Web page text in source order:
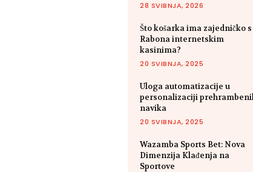
28 SVIBNJA, 2026
Što košarka ima zajedničko s
Rabona internetskim
kasinima?
20 SVIBNJA, 2025
Uloga automatizacije u
personalizaciji
navika
20 SVIBNJA, 2025
Wazamba Sports Bet: Nova
Dimenzija Klađenja na
Sportove